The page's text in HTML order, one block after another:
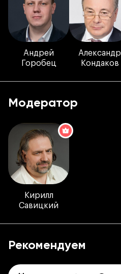
Андрей
Горобец
Александр
Кондаков
Модератор
Кирилл
Савицкий
Рекомендуем